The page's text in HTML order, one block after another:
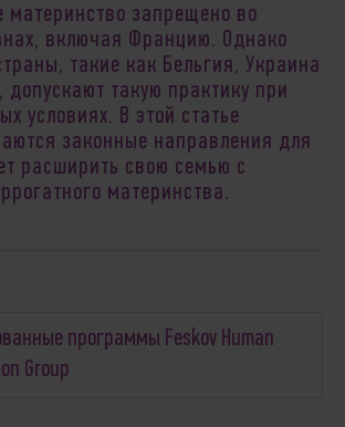
материнство запрещено во
включая Францию. Однако
такие как Бельгия, Украина
такую практику при
условиях. В этой статье
законные направления для
расширить свою семью с
материнства.
программы Feskov Human
Group